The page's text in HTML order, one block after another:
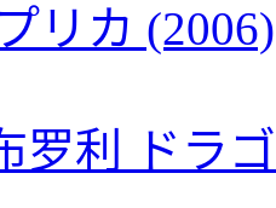
リカ (2006)
罗利 ドラ